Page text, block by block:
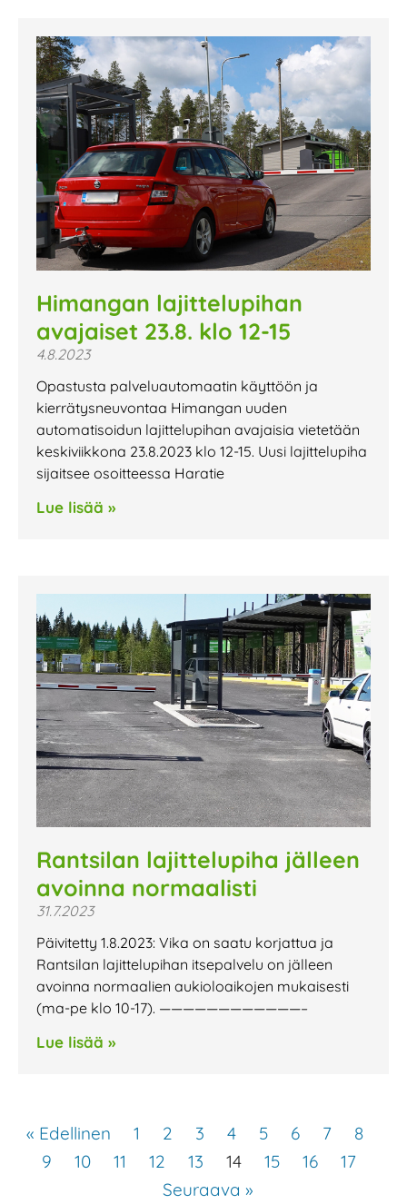
Himangan lajittelupihan
avajaiset 23.8. klo 12-15
4.8.2023
Opastusta palveluautomaatin käyttöön ja
kierrätysneuvontaa Himangan uuden
automatisoidun lajittelupihan avajaisia vietetään
keskiviikkona 23.8.2023 klo 12-15. Uusi lajittelupiha
sijaitsee osoitteessa Haratie
Lue lisää »
Rantsilan lajittelupiha jälleen
avoinna normaalisti
31.7.2023
Päivitetty 1.8.2023: Vika on saatu korjattua ja
Rantsilan lajittelupihan itsepalvelu on jälleen
avoinna normaalien aukioloaikojen mukaisesti
(ma-pe klo 10-17). ————————————–
Lue lisää »
« Edellinen 1 2 3 4 5 6 7
8
9
10 11 12 13 14 15 16
17
Seuraava »